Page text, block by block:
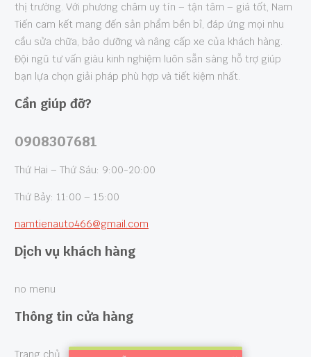
thị trường. Với phương châm uy tín – tận tâm – giá tốt, Nam
Tiến cam kết mang đến sản phẩm bền bỉ, đáp ứng mọi nhu
cầu sửa chữa, bảo dưỡng và nâng cấp xe của khách hàng.
Đội ngũ tư vấn giàu kinh nghiệm luôn sẵn sàng hỗ trợ giúp
bạn lựa chọn giải pháp phù hợp và tiết kiệm nhất.
Cần giúp đỡ?
0908307681
Thứ Hai – Thứ Sáu: 9:00-20:00
Thứ Bảy: 11:00 – 15:00
namtienauto466@gmail.com
Dịch vụ khách hàng
no menu
Thông tin cửa hàng
Trang chủ